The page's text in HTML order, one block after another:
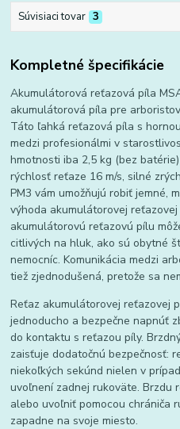
Súvisiaci tovar 3
Kompletné špecifikácie
Akumulátorová reťazová píla
akumulátorová píla pre arboristov
Táto ľahká reťazová píla s
medzi profesionálmi v
hmotnosti iba 2,5 kg (bez
rýchlosť reťaze 16 m/s, silné
PM3 vám umožňujú robiť jemné,
výhoda akumulátorovej
akumulátorovú reťazovú pílu
citlivých na hluk, ako sú obytné
nemocníc. Komunikácia medzi
tiež zjednodušená, pretože sa
Reťaz akumulátorovej reťazovej
jednoducho a bezpečne napnúť
do kontaktu s reťazou píly.
zaisťuje dodatočnú bezpečnosť:
niekoľkých sekúnd nielen v
uvoľnení zadnej rukoväte. Brzdu
alebo uvoľniť pomocou chrániča
zapadne na svoje miesto.